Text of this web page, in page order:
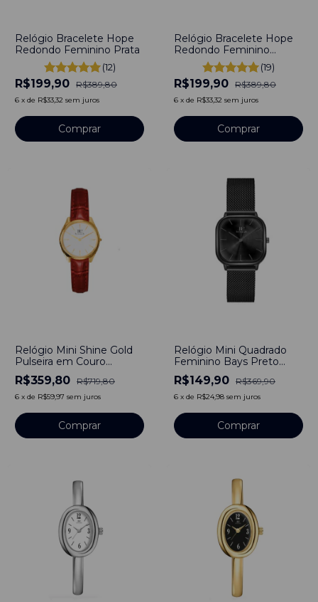
Relógio Bracelete Hope
Redondo Feminino Prata
(12)
R$199,90 R$389,80
6 x de R$33,32 sem juros
Relógio Bracelete Hope
Redondo Feminino
Dourado
(19)
R$199,90 R$389,80
6 x de R$33,32 sem juros
Relógio Mini Shine Gold
Pulseira em Couro
Brilhante Red
R$359,80 R$719,80
6 x de R$59,97 sem juros
Comprar
Relógio Mini Quadrado
Feminino Bays Preto
30mm - Aço Inoxidável
R$149,90 R$369,90
6 x de R$24,98 sem juros
Comprar